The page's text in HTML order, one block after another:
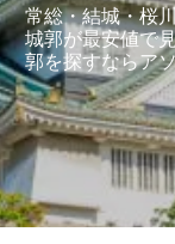
常総・結城・桜
城郭が最安値で
郭を探すならア